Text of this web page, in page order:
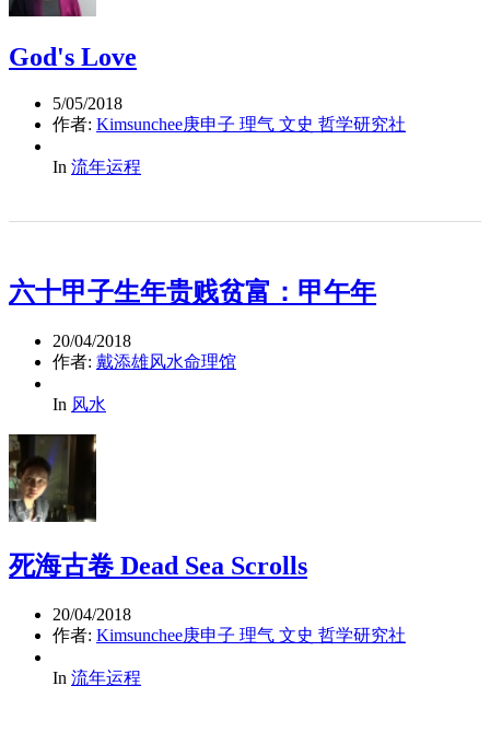
God's Love
5/05/2018
作者: Kimsunchee庚申子 理气 文史 哲学研究社
In 流年运程
六十甲子生年贵贱贫富：甲午年
20/04/2018
作者: 戴添雄风水命理馆
In 风水
死海古卷 Dead Sea Scrolls
20/04/2018
作者: Kimsunchee庚申子 理气 文史 哲学研究社
In 流年运程